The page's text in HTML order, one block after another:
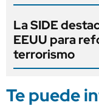
La SIDE
EEUU para
terrorismo
Te puede